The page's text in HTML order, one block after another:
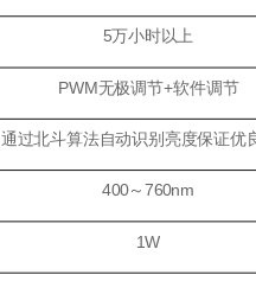
5万小时以上
PWM无极调节+软件调节
通过北斗算法自动识别亮度保证优
400～760nm
1W